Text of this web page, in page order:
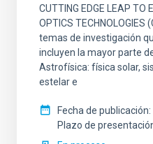
CUTTING EDGE LEAP TO
OPTICS TECHNOLOGIES
temas de investigación
incluyen la mayor parte
Astrofísica: física solar,
estelar e
Fecha de publicación
Plazo de